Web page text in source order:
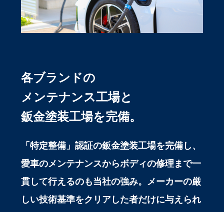
各ブランドの
メンテナンス工場と
鈑金塗装工場を完備。
「特定整備」認証の鈑金塗装工場を完備し、
愛車のメンテナンスからボディの修理まで一
貫して行えるのも当社の強み。メーカーの厳
しい技術基準をクリアした者だけに与えられ